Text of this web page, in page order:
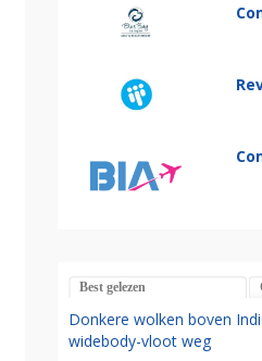
Best gelezen
Donkere wolken boven
widebody-vloot weg